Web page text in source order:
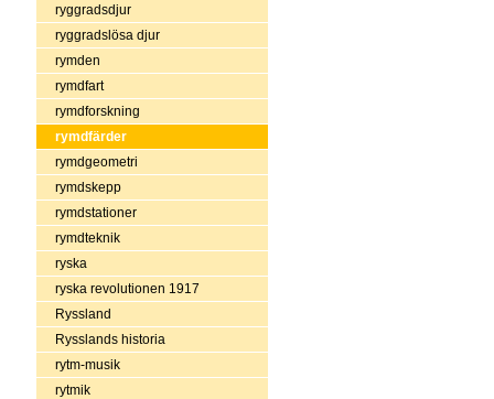
ryggradsdjur
ryggradslösa djur
rymden
rymdfart
rymdforskning
rymdfärder
rymdgeometri
rymdskepp
rymdstationer
rymdteknik
ryska
ryska revolutionen 1917
Ryssland
Rysslands historia
rytm-musik
rytmik